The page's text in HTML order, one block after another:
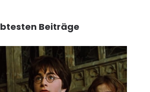
Beiträge